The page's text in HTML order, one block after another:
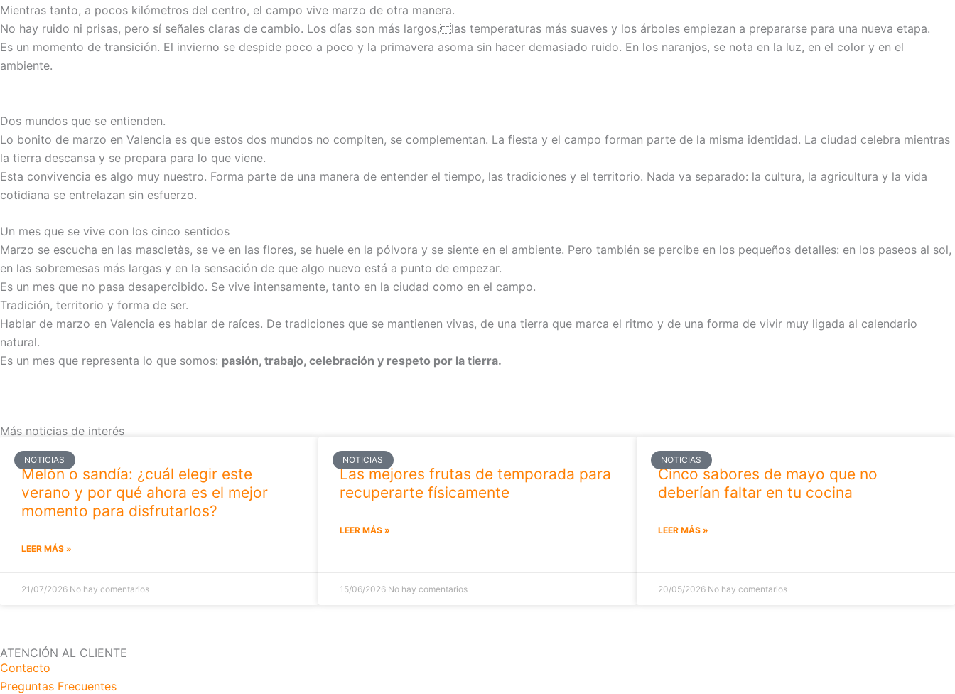
Mientras tanto, a pocos kilómetros del centro, el campo vive marzo de otra manera.
No hay ruido ni prisas, pero sí señales claras de cambio. Los días son más largos, las temperaturas más suaves y los árboles empiezan a prepararse para una nueva etapa.
Es un momento de transición. El invierno se despide poco a poco y la primavera asoma sin hacer demasiado ruido. En los naranjos, se nota en la luz, en el color y en el
ambiente.
Dos mundos que se entienden.
Lo bonito de marzo en Valencia es que estos dos mundos no compiten, se complementan. La fiesta y el campo forman parte de la misma identidad. La ciudad celebra mientras
la tierra descansa y se prepara para lo que viene.
Esta convivencia es algo muy nuestro. Forma parte de una manera de entender el tiempo, las tradiciones y el territorio. Nada va separado: la cultura, la agricultura y la vida
cotidiana se entrelazan sin esfuerzo.
Un mes que se vive con los cinco sentidos
Marzo se escucha en las mascletàs, se ve en las flores, se huele en la pólvora y se siente en el ambiente. Pero también se percibe en los pequeños detalles: en los paseos al sol,
en las sobremesas más largas y en la sensación de que algo nuevo está a punto de empezar.
Es un mes que no pasa desapercibido. Se vive intensamente, tanto en la ciudad como en el campo.
Tradición, territorio y forma de ser.
Hablar de marzo en Valencia es hablar de raíces. De tradiciones que se mantienen vivas, de una tierra que marca el ritmo y de una forma de vivir muy ligada al calendario
natural.
Es un mes que representa lo que somos: pasión, trabajo, celebración y respeto por la tierra.
Más noticias de interés
NOTICIAS
Melón o sandía: ¿cuál elegir este
verano y por qué ahora es el mejor
momento para disfrutarlos?
LEER MÁS »
21/07/2026 No hay comentarios
NOTICIAS
Las mejores frutas de temporada para
recuperarte físicamente
LEER MÁS »
15/06/2026 No hay comentarios
NOTICIAS
Cinco sabores de mayo que no
deberían faltar en tu cocina
LEER MÁS »
20/05/2026 No hay comentarios
ATENCIÓN AL CLIENTE
Contacto
Preguntas Frecuentes